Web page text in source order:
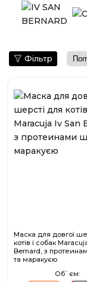
Фільтр
Маска для довгої
котів і собак
Bernard, з
та маракуєю
Об`єм: